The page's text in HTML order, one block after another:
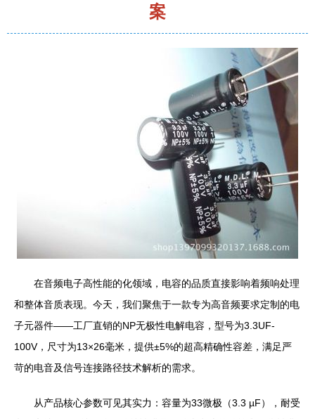
案
在音频电子高性能的化领域，电容的品质直接影响着频响处理
和整体音质表现。今天，我们聚焦于一款专为高音频要求定制的电
子元器件——工厂直销的NP无极性电解电容，型号为3.3UF-
100V，尺寸为13×26毫米，提供±5%的超高精确性容差，满足严
苛的电音及信号连接路径技术解析的需求。
从产品核心参数可见其实力：容量为33微极（3.3 µF），耐受